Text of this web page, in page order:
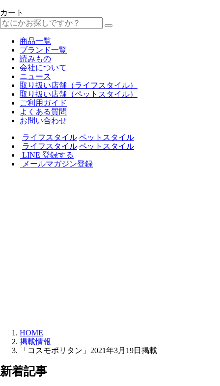
カート
商品一覧
ブランド一覧
読みもの
会社について
ニュース
取り扱い店舗（ライフスタイル）
取り扱い店舗（ペットスタイル）
ご利用ガイド
よくある質問
お問い合わせ
ライフスタイル ペットスタイル
ライフスタイル ペットスタイル
LINE 登録する
メールマガジン登録
HOME
掲載情報
「コスモポリタン」2021年3月19日掲載
新着記事